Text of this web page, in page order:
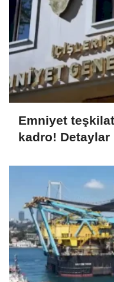
Emniyet
kadro!